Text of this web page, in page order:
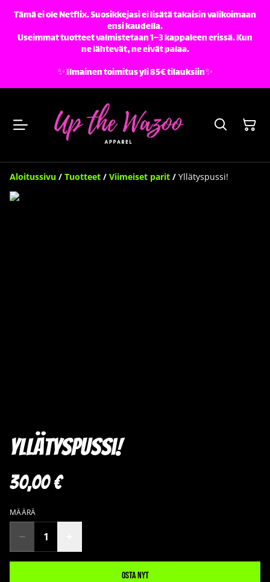
Tämä ei ole Netflix. Suosikkejasi ei lisätä takaisin valikoimaan
ensi kaudella.
Useimmat tuotteet valmistetaan 1–3 kappaleen erissä. Kun
ne lähtevät, ne eivät palaa.
✨️ Ilmainen toimitus yli 85€ tilauksiin✨️
Aloitussivu / Tuotteet / Viimeiset parit / Yllätyspussi!
Yllätyspussi!
30,00 €
MÄÄRÄ
Osta nyt